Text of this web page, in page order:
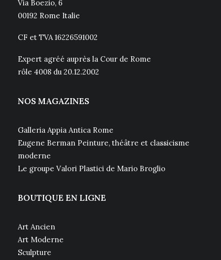
Via Boezio, 6
00192 Rome Italie
CF et TVA 16226591002
Expert agréé auprès la Cour de Rome
rôle 4008 du 20.12.2002
NOS MAGAZINES
Galleria Appia Antica Rome
Eugene Berman Peinture, théâtre et classicisme
moderne
Le groupe Valori Plastici de Mario Broglio
BOUTIQUE EN LIGNE
Art Ancien
Art Moderne
Sculpture